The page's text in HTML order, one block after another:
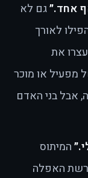
אחד.״גם לא
לאורך
את
מפעיל או מוכר
אבל בני האדם
המיתוס
האפלה